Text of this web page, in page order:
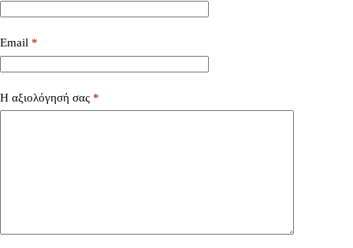
Email *
Η αξιολόγησή σας *